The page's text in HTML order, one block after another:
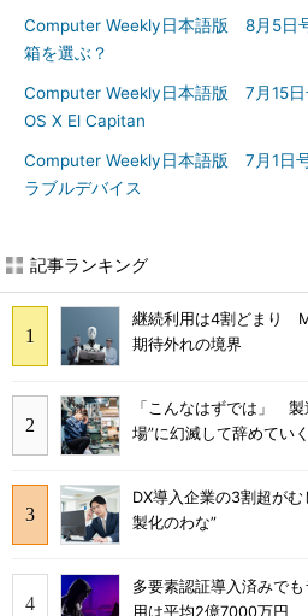
Computer Weekly日本語版 8月5日
箱を選ぶ？
Computer Weekly日本語版 7月15
OS X El Capitan
Computer Weekly日本語版 7月1日
ラブルデバイス
記事ランキング
継続利用は4割どまり
期待外れの境界
「こんなはずでは」
場”に幻滅して辞めていく
DX導入企業の3割超が
製化のわな”
多要素認証導入済みで
用は平均2億7000万円